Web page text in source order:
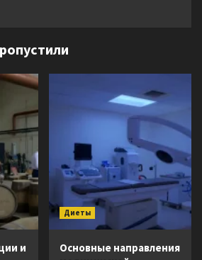
и
Диеты
Основные направления